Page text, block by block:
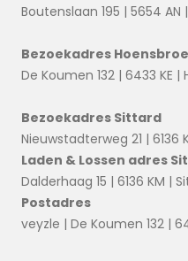
Boutenslaan 195 | 5654 AN
Bezoekadres
De Koumen 132 | 6433 KE |
Bezoekadres Sittard
Nieuwstadterweg 21 | 6136
Laden & Lossen adres
Dalderhaag 15 | 6136 KM |
Postadres
veyzle | De Koumen 132 |